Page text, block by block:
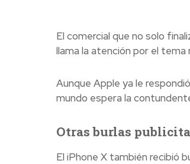
El comercial que no solo
llama la atención por el
Aunque Apple ya le
mundo espera la
Otras burlas
El iPhone X también recibió